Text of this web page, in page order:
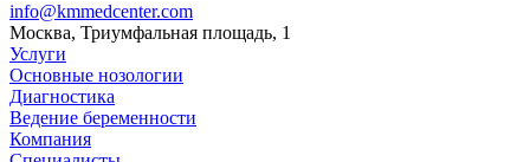
info@kmmedcenter.com
Москва, Триумфальная площадь, 1
Услуги
Основные нозологии
Диагностика
Ведение беременности
Компания